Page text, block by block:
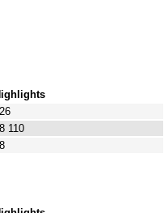
110